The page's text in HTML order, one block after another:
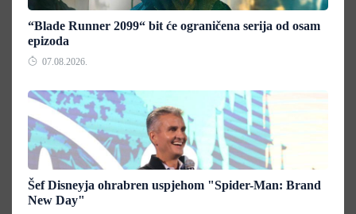
“Blade Runner 2099“ bit će ograničena serija od osam
epizoda
07.08.2026.
Šef Disneyja ohrabren uspjehom "Spider-Man: Brand
New Day"